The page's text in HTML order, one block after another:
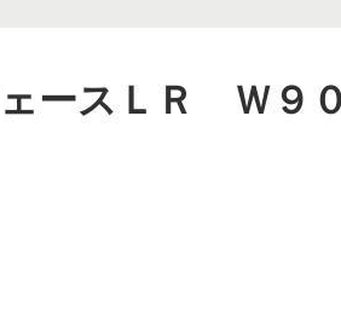
ースＬＲ Ｗ９